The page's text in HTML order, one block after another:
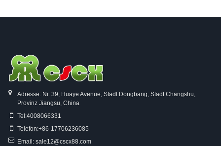
Adresse: Nr. 39, Huaye Avenue, Stadt Dongbang, Stadt Changshu,
Provinz Jiangsu, China
Tel:4008066331
Telefon:+86-17706236085
Email: sale12@cscx88.com